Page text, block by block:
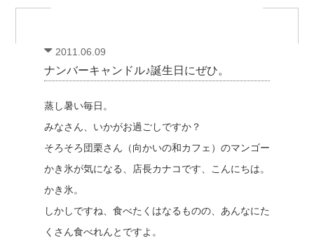
2011.06.09
ナンバーキャンドル♪誕生日にぜひ。
蒸し暑い毎日。
みなさん、いかがお過ごしですか？
そろそろ団栗さん（向かいの和カフェ）のマンゴー
かき氷が気になる、店長カナコです、こんにちは。
かき氷。
しかしですね、食べたくはなるものの、あんなにた
くさん食べれんとですよ。